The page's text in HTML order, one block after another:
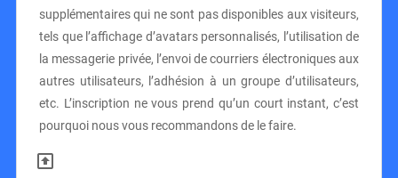
supplémentaires qui ne sont pas disponibles aux visiteurs,
tels que l’affichage d’avatars personnalisés, l’utilisation de
la messagerie privée, l’envoi de courriers électroniques aux
autres utilisateurs, l’adhésion à un groupe d’utilisateurs,
etc. L’inscription ne vous prend qu’un court instant, c’est
pourquoi nous vous recommandons de le faire.